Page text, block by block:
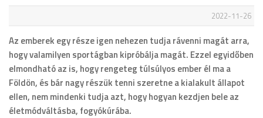
2022-11-26
Az emberek egy része igen nehezen tudja rávenni magát arra,
hogy valamilyen sportágban kipróbálja magát. Ezzel egyidőben
elmondható az is, hogy rengeteg túlsúlyos ember él ma a
Földön, és bár nagy részük tenni szeretne a kialakult állapot
ellen, nem mindenki tudja azt, hogy hogyan kezdjen bele az
életmódváltásba, fogyókúrába.